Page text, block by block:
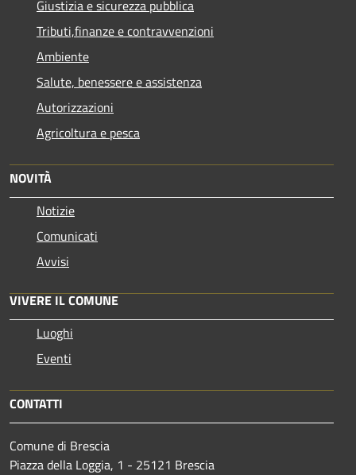
Giustizia e sicurezza pubblica
Tributi,finanze e contravvenzioni
Ambiente
Salute, benessere e assistenza
Autorizzazioni
Agricoltura e pesca
NOVITÀ
Notizie
Comunicati
Avvisi
VIVERE IL COMUNE
Luoghi
Eventi
CONTATTI
Comune di Brescia
Piazza della Loggia, 1 - 25121 Brescia